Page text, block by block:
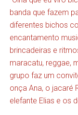
banda que fazem
diferentes bichos
encantamento
brincadeiras e
maracatu, reggae,
grupo faz um
onça Ana, o jacaré
elefante Elias e os